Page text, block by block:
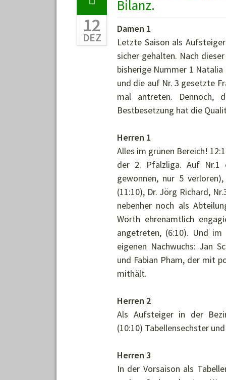
WURDE
Bilanz.
12
DEZ
Damen 1
Letzte Saison als
sicher gehalten. Nach
bisherige Nummer 1
und die auf Nr. 3 gesetzte
mal antreten. Dennoch,
Bestbesetzung hat die
Herren 1
Alles im grünen Bereich!
der 2. Pfalzliga. Auf Nr.1
gewonnen, nur 5
(11:10), Dr. Jörg Richard,
nebenher noch als
Wörth ehrenamtlich
angetreten, (6:10). Und
eigenen Nachwuchs: Jan
und Fabian Pham, der mit
mithält.
Herren 2
Als Aufsteiger in der
(10:10) Tabellensechster
Herren 3
In der Vorsaison als